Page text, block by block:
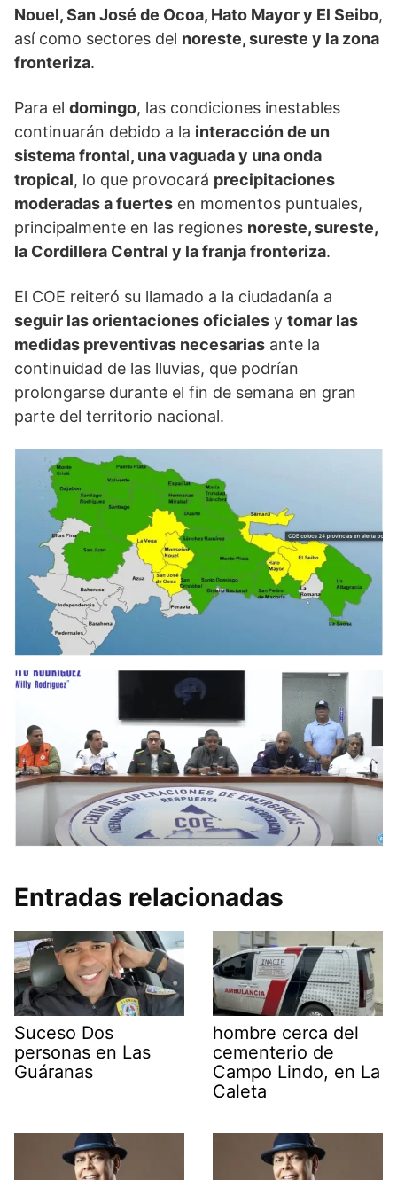
Nouel, San José de Ocoa, Hato Mayor y El Seibo,
así como sectores del noreste, sureste y la zona
fronteriza.
Para el domingo, las condiciones inestables
continuarán debido a la interacción de un
sistema frontal, una vaguada y una onda
tropical, lo que provocará precipitaciones
moderadas a fuertes en momentos puntuales,
principalmente en las regiones noreste, sureste,
la Cordillera Central y la franja fronteriza.
El COE reiteró su llamado a la ciudadanía a
seguir las orientaciones oficiales y tomar las
medidas preventivas necesarias ante la
continuidad de las lluvias, que podrían
prolongarse durante el fin de semana en gran
parte del territorio nacional.
Entradas relacionadas
Suceso Dos
personas en Las
Guáranas
hombre cerca del
cementerio de
Campo Lindo, en La
Caleta